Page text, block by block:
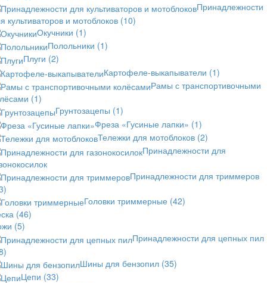
Принадлежности
культиваторов и мотоблоков (10)
Окучники (1)
Полольники (1)
Плуги (2)
Картофеле-выкапыватели (1)
Рамы с транспортивочными
(1)
Грунтозацепы (1)
Фреза «Гусиные лапки» (1)
Тележки для мотоблоков (2)
Принадлежности для
Принадлежности для триммеров
Головки триммерные (42)
(46)
(5)
Принадлежности для цепных пил
Шины для бензопил (35)
Цепи (33)